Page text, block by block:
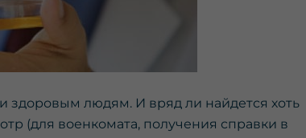
здоровым людям. И вряд ли найдется хоть
(для военкомата, получения справки в